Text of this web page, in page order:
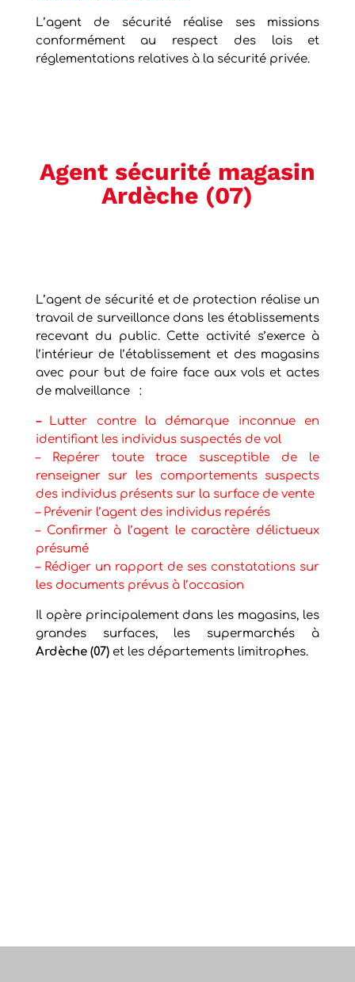
L’agent de sécurité réalise ses missions
conformément au respect des lois et
réglementations relatives à la sécurité privée.
Agent sécurité magasin
Ardèche (07)
L’agent de sécurité et de protection réalise un
travail de surveillance dans les établissements
recevant du public. Cette activité s’exerce à
l’intérieur de l’établissement et des magasins
avec pour but de faire face aux vols et actes
de malveillance :
– Lutter contre la démarque inconnue en
identifiant les individus suspectés de vol
– Repérer toute trace susceptible de le
renseigner sur les comportements suspects
des individus présents sur la surface de vente
– Prévenir l’agent des individus repérés
– Confirmer à l’agent le caractère délictueux
présumé
– Rédiger un rapport de ses constatations sur
les documents prévus à l’occasion
Il opère principalement dans les magasins, les
grandes surfaces, les supermarchés à
Ardèche (07)et les départements limitrophes.